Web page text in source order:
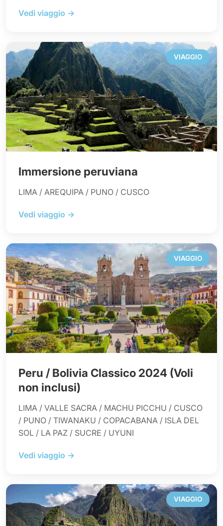
Vedi viaggio →
VIAGGIO
Immersione peruviana
LIMA / AREQUIPA / PUNO / CUSCO
Vedi viaggio →
VIAGGIO
Peru / Bolivia Classico 2024 (Voli
non inclusi)
LIMA / VALLE SACRA / MACHU PICCHU / CUSCO
/ PUNO / TIWANAKU / COPACABANA / ISLA DEL
SOL / LA PAZ / SUCRE / UYUNI
Vedi viaggio →
VIAGGIO